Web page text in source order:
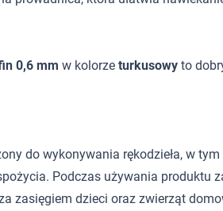
0,6 mm w kolorze turkusowy to
do wykonywania rękodzieła, w
Podczas używania produktu
zasięgiem dzieci oraz zwierząt